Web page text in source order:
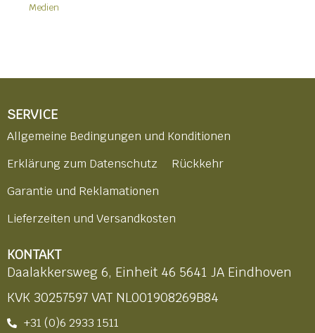
Medien
SERVICE
Allgemeine Bedingungen und Konditionen
Erklärung zum Datenschutz
Rückkehr
Garantie und Reklamationen
Lieferzeiten und Versandkosten
KONTAKT
Daalakkersweg 6, Einheit 46 5641 JA Eindhoven
KVK 30257597 VAT NL001908269B84
+31 (0)6 2933 1511